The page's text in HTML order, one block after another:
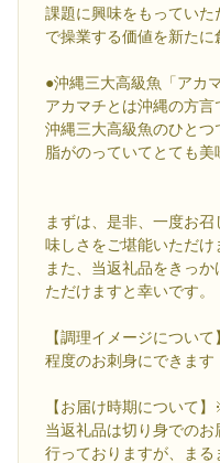
課題に興味をもってい
で操業する価値を新たに
●沖縄三大高級魚「アカマ
アカマチとは沖縄の方言
沖縄三大高級魚のひとつ
脂がのっていてとても美
まずは、是非、一度お
味しさをご堪能いただけ
また、当返礼品をきっ
ただけますと幸いです。
【調理イメージについ
程度のお刺身にできます
【お届け時期について
当返礼品は切り身での
行っておりますが、まる